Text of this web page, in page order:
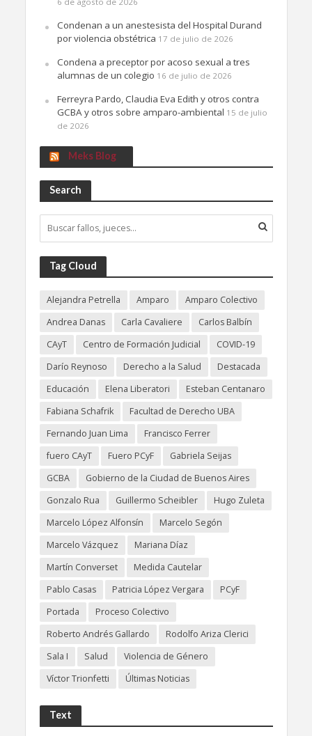
Condenan a un anestesista del Hospital Durand
por violencia obstétrica 17 de julio de 2026
Condena a preceptor por acoso sexual a tres
alumnas de un colegio 16 de julio de 2026
Ferreyra Pardo, Claudia Eva Edith y otros contra
GCBA y otros sobre amparo-ambiental 15 de julio
de 2026
Meks Blog
Search
Tag Cloud
Alejandra Petrella Amparo
Amparo Colectivo
Andrea Danas
Carla Cavaliere
Carlos Balbín
CAyT
Centro de Formación Judicial
COVID-19
Darío Reynoso
Derecho a la Salud
Destacada
Educación
Elena Liberatori
Esteban Centanaro
Fabiana Schafrik
Facultad de Derecho UBA
Fernando Juan Lima
Francisco Ferrer
fuero CAyT
Fuero PCyF
Gabriela Seijas
GCBA
Gobierno de la Ciudad de Buenos Aires
Gonzalo Rua
Guillermo Scheibler
Hugo Zuleta
Marcelo López Alfonsín
Marcelo Segón
Marcelo Vázquez
Mariana Díaz
Martín Converset
Medida Cautelar
Pablo Casas
Patricia López Vergara
PCyF
Portada
Proceso Colectivo
Roberto Andrés Gallardo
Rodolfo Ariza Clerici
Sala I
Salud
Violencia de Género
Víctor Trionfetti
Últimas Noticias
Text